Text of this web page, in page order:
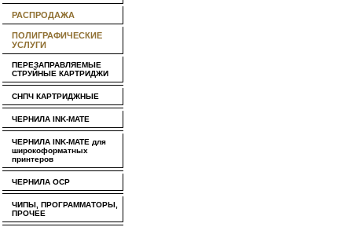
РАСПРОДАЖА
ПОЛИГРАФИЧЕСКИЕ
УСЛУГИ
ПЕРЕЗАПРАВЛЯЕМЫЕ
СТРУЙНЫЕ КАРТРИДЖИ
СНПЧ КАРТРИДЖНЫЕ
ЧЕРНИЛА INK-MATE
ЧЕРНИЛА INK-MATE для
широкоформатных
принтеров
ЧЕРНИЛА OCP
ЧИПЫ, ПРОГРАММАТОРЫ,
ПРОЧЕЕ